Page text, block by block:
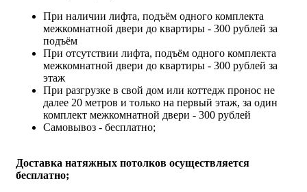
При наличии лифта, подъём одного комплекта
межкомнатной двери до квартиры - 300 рублей за
подъём
При отсутствии лифта, подъём одного комплекта
межкомнатной двери до квартиры - 300 рублей за
этаж
При разгрузке в свой дом или коттедж пронос не
далее 20 метров и только на первый этаж, за один
комплект межкомнатной двери - 300 рублей
Самовывоз - бесплатно;
Доставка натяжных потолков осуществляется
бесплатно;